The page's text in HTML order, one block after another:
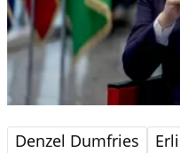
Denzel Dumfries